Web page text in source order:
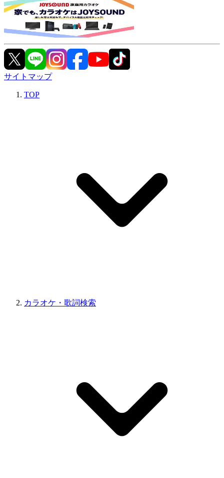
サイトマップ
TOP
カラオケ・歌詞検索